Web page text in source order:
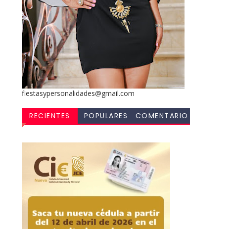
fiestasypersonalidades@gmail.com
RECIENTES POPULARES
COMENTARIO